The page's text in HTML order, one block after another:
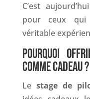
C’est
pour ceux qui
véritable
POURQUOI
COMME CADEAU ?
Le stage de